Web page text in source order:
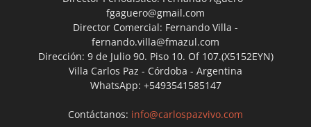
fgaguero@gmail.com
Director Comercial: Fernando Villa -
fernando.villa@fmazul.com
Dirección: 9 de Julio 90. Piso 10. Of 107.(X5152EYN)
Villa Carlos Paz - Córdoba - Argentina
WhatsApp: +5493541585147
Contáctanos: info@carlospazvivo.com